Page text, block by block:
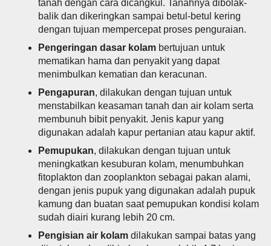
tanah dengan cara dicangkul. Tanahnya dibolak-
balik dan dikeringkan sampai betul-betul kering
dengan tujuan mempercepat proses penguraian.
Pengeringan dasar kolam bertujuan untuk
mematikan hama dan penyakit yang dapat
menimbulkan kematian dan keracunan.
Pengapuran, dilakukan dengan tujuan untuk
menstabilkan keasaman tanah dan air kolam serta
membunuh bibit penyakit. Jenis kapur yang
digunakan adalah kapur pertanian atau kapur aktif.
Pemupukan, dilakukan dengan tujuan untuk
meningkatkan kesuburan kolam, menumbuhkan
fitoplakton dan zooplankton sebagai pakan alami,
dengan jenis pupuk yang digunakan adalah pupuk
kamung dan buatan saat pemupukan kondisi kolam
sudah diairi kurang lebih 20 cm.
Pengisian air kolam dilakukan sampai batas yang